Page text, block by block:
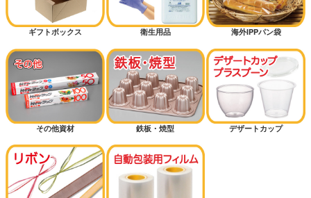
ギフトボックス 衛生用品 海外IPPパン袋
その他資材 鉄板・焼型 デザートカップ